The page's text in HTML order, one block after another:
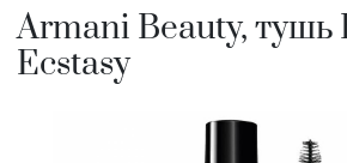
Armani Beauty, тушь
Ecstasy